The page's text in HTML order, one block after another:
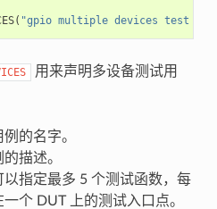
( "gpio multiple devices test
用来声明多设备测试用
的名字。
描述。
指定最多 5 个测试函数，每
个 DUT 上的测试入口点。